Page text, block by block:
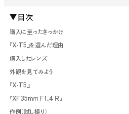
▼目次
購入に至ったきっかけ
『X-T5』を選んだ理由
購入したレンズ
外観を見てみよう
『X-T5』
『XF35mm F1.4 R』
作例（試し撮り）